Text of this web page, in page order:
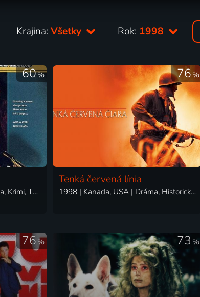
Krajina:Všetky Rok: 1998
60%
1998 | USA | Akčný, Komédia, Krimi, Thriller
76%
Tenká červená línia
1998 | Kanada, USA | Dráma, Historický, Vojnový
76% 73 %